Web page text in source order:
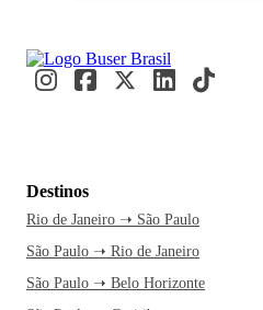
Destinos
Rio de Janeiro ➝ São Paulo
São Paulo ➝ Rio de Janeiro
São Paulo ➝ Belo Horizonte